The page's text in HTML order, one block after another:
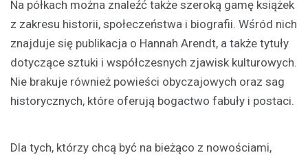
Na półkach można znaleźć także szeroką gamę książek
z zakresu historii, społeczeństwa i biografii. Wśród nich
znajduje się publikacja o Hannah Arendt, a także tytuły
dotyczące sztuki i współczesnych zjawisk kulturowych.
Nie brakuje również powieści obyczajowych oraz sag
historycznych, które oferują bogactwo fabuły i postaci.
Dla tych, którzy chcą być na bieżąco z nowościami,